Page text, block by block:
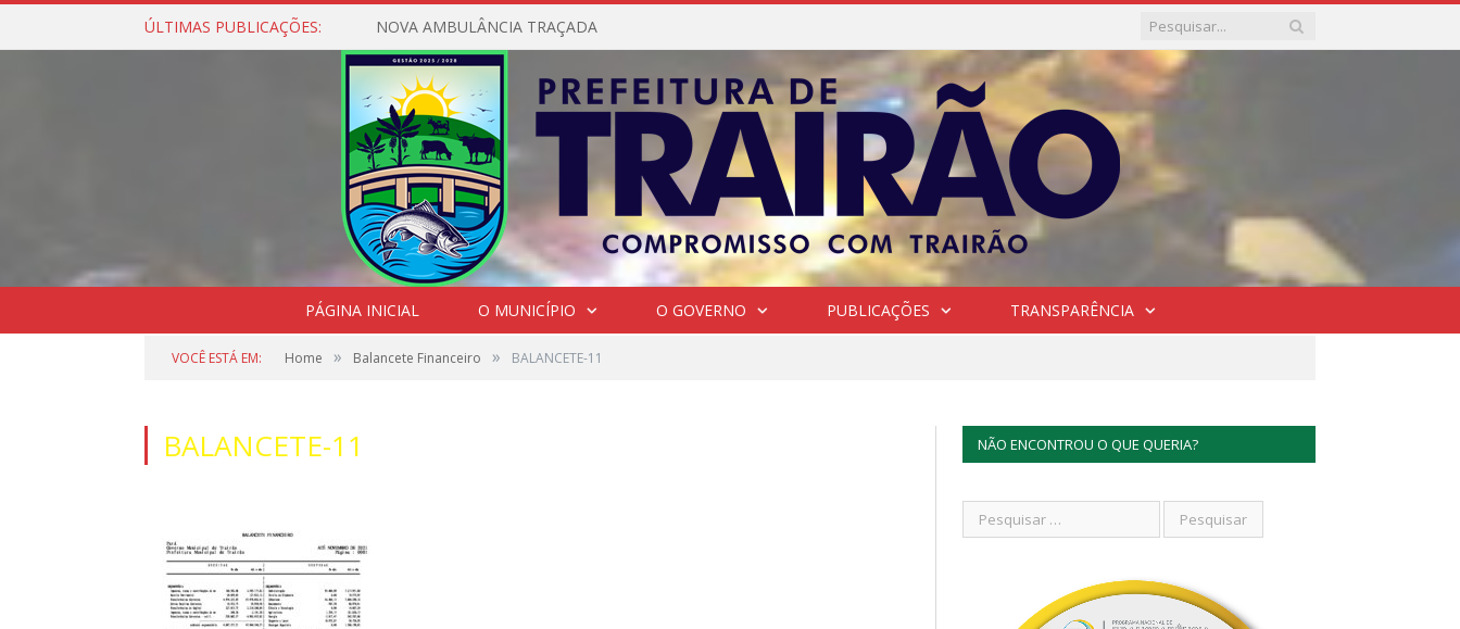
ÚLTIMAS PUBLICAÇÕES: NOVA AMBULÂNCIA TRAÇADA
PÁGINA INICIAL O MUNICÍPIO O GOVERNO PUBLICAÇÕES TRANSPARÊNCIA
VOCÊ ESTÁ EM: Home » Balancete Financeiro » BALANCETE-11
BALANCETE-11 NÃO ENCONTROU O QUE QUERIA?